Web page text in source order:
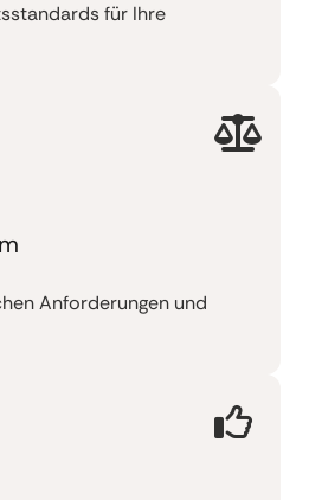
für Ihre
Anforderungen und